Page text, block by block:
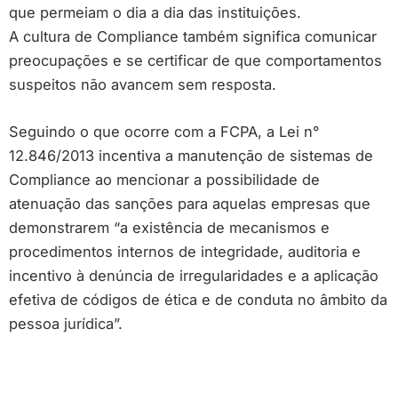
que permeiam o dia a dia das instituições.
A cultura de Compliance também significa comunicar
preocupações e se certificar de que comportamentos
suspeitos não avancem sem resposta.
Seguindo o que ocorre com a FCPA, a Lei n°
12.846/2013 incentiva a manutenção de sistemas de
Compliance ao mencionar a possibilidade de
atenuação das sanções para aquelas empresas que
demonstrarem “a existência de mecanismos e
procedimentos internos de integridade, auditoria e
incentivo à denúncia de irregularidades e a aplicação
efetiva de códigos de ética e de conduta no âmbito da
pessoa jurídica”.